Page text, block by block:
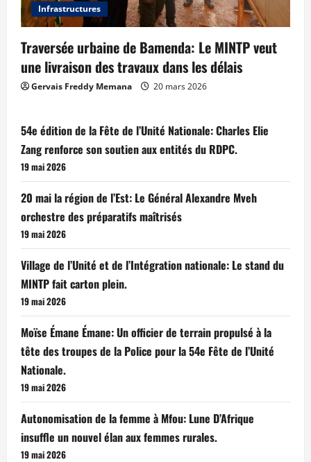
Infrastructures
Traversée urbaine de Bamenda: Le MINTP veut
une livraison des travaux dans les délais
Gervais Freddy Memana 20 mars 2026
54e édition de la Fête de l’Unité Nationale: Charles Elie
Zang renforce son soutien aux entités du RDPC.
19 mai 2026
20 mai la région de l’Est: Le Général Alexandre Mveh
orchestre des préparatifs maîtrisés
19 mai 2026
Village de l’Unité et de l’Intégration nationale: Le stand du
MINTP fait carton plein.
19 mai 2026
Moïse Émane Émane: Un officier de terrain propulsé à la
tête des troupes de la Police pour la 54e Fête de l’Unité
Nationale.
19 mai 2026
Autonomisation de la femme à Mfou: Lune D’Afrique
insuffle un nouvel élan aux femmes rurales.
19 mai 2026